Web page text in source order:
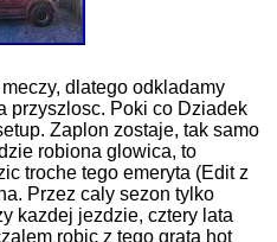
dlatego odkladamy
przyszlosc. Poki co Dziadek
Zaplon zostaje, tak samo
robiona glowica, to
troche tego emeryta (Edit z
Przez caly sezon tylko
kazdej jezdzie, cztery lata
robic z tego grata hot